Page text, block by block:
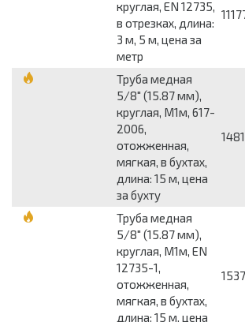
круглая, EN 12735,
в отрезках, длина:
3 м, 5 м, цена за
метр
Труба медная
5/8" (15.87 мм),
круглая, М1м, 617-
2006,
отожженная,
мягкая, в бухтах,
длина: 15 м, цена
за бухту
Труба медная
5/8" (15.87 мм),
круглая, М1м, EN
12735-1,
отожженная,
мягкая, в бухтах,
длина: 15 м, цена